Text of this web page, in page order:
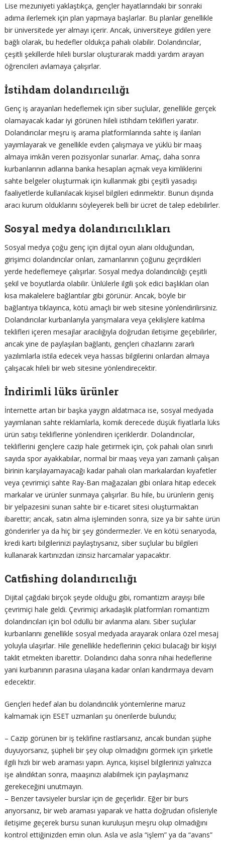
Lise mezuniyeti yaklaştıkça, gençler hayatlarındaki bir sonraki
adıma ilerlemek için plan yapmaya başlarlar. Bu planlar genellikle
bir üniversitede yer almayı içerir. Ancak, üniversiteye gidilen yere
bağlı olarak, bu hedefler oldukça pahalı olabilir. Dolandırıcılar,
çeşitli şekillerde hileli burslar oluşturarak maddi yardım arayan
öğrencileri avlamaya çalışırlar.
İstihdam dolandırıcılığı
Genç iş arayanları hedeflemek için siber suçlular, genellikle gerçek
olamayacak kadar iyi görünen hileli istihdam teklifleri yaratır.
Dolandırıcılar meşru iş arama platformlarında sahte iş ilanları
yayımlayarak ve genellikle evden çalışmaya ve yüklü bir maaş
almaya imkân veren pozisyonlar sunarlar. Amaç, daha sonra
kurbanlarının adlarına banka hesapları açmak veya kimliklerini
sahte belgeler oluşturmak için kullanmak gibi çeşitli yasadışı
faaliyetlerde kullanılacak kişisel bilgileri edinmektir. Bunun dışında
aracı kurum olduklarını söyleyerek belli bir ücret de talep edebilirler.
Sosyal medya dolandırıcılıkları
Sosyal medya çoğu genç için dijital oyun alanı olduğundan,
girişimci dolandırıcılar onları, zamanlarının çoğunu geçirdikleri
yerde hedeflemeye çalışırlar. Sosyal medya dolandırıcılığı çeşitli
şekil ve boyutlarda olabilir. Ünlülerle ilgili şok edici başlıkları olan
kısa makalelere bağlantılar gibi görünür. Ancak, böyle bir
bağlantıya tıklayınca, kötü amaçlı bir web sitesine yönlendirilirsiniz.
Dolandırıcılar kurbanlarıyla yarışmalara veya çekilişlere katılma
teklifleri içeren mesajlar aracılığıyla doğrudan iletişime geçebilirler,
ancak yine de paylaşılan bağlantı, gençleri cihazlarını zararlı
yazılımlarla istila edecek veya hassas bilgilerini onlardan almaya
çalışacak hileli bir web sitesine yönlendirecektir.
İndirimli lüks ürünler
İnternette artan bir başka yaygın aldatmaca ise, sosyal medyada
yayımlanan sahte reklamlarla, komik derecede düşük fiyatlarla lüks
ürün satışı tekliflerine yönlendiren içeriklerdir. Dolandırıcılar,
tekliflerini gençlere cazip hale getirmek için, çok pahalı olan sınırlı
sayıda spor ayakkabılar, normal bir maaş veya yarı zamanlı çalışan
birinin karşılayamayacağı kadar pahalı olan markalardan kıyafetler
veya çevrimiçi sahte Ray-Ban mağazaları gibi onlara hitap edecek
markalar ve ürünler sunmaya çalışırlar. Bu hile, bu ürünlerin geniş
bir yelpazesini sunan sahte bir e-ticaret sitesi oluşturmaktan
ibarettir; ancak, satın alma işleminden sonra, size ya bir sahte ürün
gönderirler ya da hiç bir şey göndermezler. Ve en kötü senaryoda,
kredi kartı bilgilerinizi paylaştıysanız, siber suçlular bu bilgileri
kullanarak kartınızdan izinsiz harcamalar yapacaktır.
Catfishing dolandırıcılığı
Dijital çağdaki birçok şeyde olduğu gibi, romantizm arayışı bile
çevrimiçi hale geldi. Çevrimiçi arkadaşlık platformları romantizm
dolandırıcıları için bol ödüllü bir avlanma alanı. Siber suçlular
kurbanlarını genellikle sosyal medyada arayarak onlara özel mesaj
yoluyla ulaşırlar. Hile genellikle hedeflerinin çekici bulacağı bir kişiyi
taklit etmekten ibarettir. Dolandırıcı daha sonra nihai hedeflerine
yani kurbanının parasına ulaşana kadar onları kandırmaya devam
edecektir.
Gençleri hedef alan bu dolandırıcılık yöntemlerine maruz
kalmamak için ESET uzmanları şu önerilerde bulundu;
– Cazip görünen bir iş teklifine rastlarsanız, ancak bundan şüphe
duyuyorsanız, şüpheli bir şey olup olmadığını görmek için şirketle
ilgili hızlı bir web araması yapın. Ayrıca, kişisel bilgilerinizi yalnızca
işe alındıktan sonra, maaşınızı alabilmek için paylaşmanız
gerekeceğini unutmayın.
– Benzer tavsiyeler burslar için de geçerlidir. Eğer bir burs
arıyorsanız, bir web araması yaparak ve hatta doğrudan ofisleriyle
iletişime geçerek bursu sunan kuruluşun meşru olup olmadığını
kontrol ettiğinizden emin olun. Asla ve asla “işlem” ya da “avans”